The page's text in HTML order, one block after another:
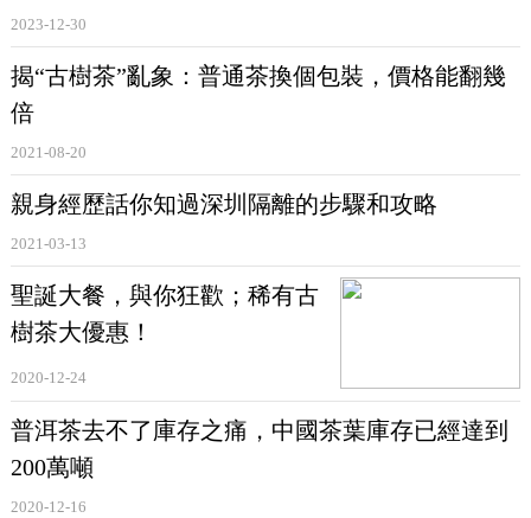
雲南景洪告莊景區
在一家店舖的貨架上，隨處可見
大知名茶山的 古樹茶 。當記者詢問這些茶葉是不是真
正的 古樹茶
2023-12-30
揭“古樹茶”亂象：普通茶換個包裝，價格能翻幾
倍
2021-08-20
親身經歷話你知過深圳隔離的步驟和攻略
2021-03-13
聖誕大餐，與你狂歡；稀有古
樹茶大優惠！
2020-12-24
普洱茶去不了庫存之痛，中國茶葉庫存已經達到
200萬噸
2020-12-16